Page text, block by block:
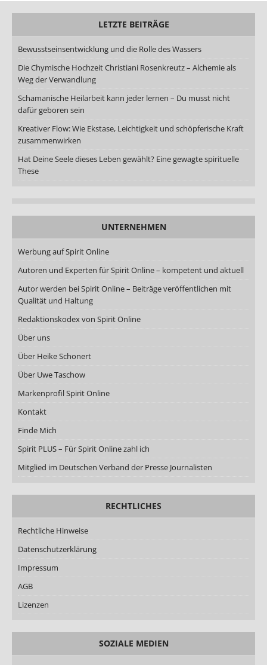
LETZTE BEITRÄGE
Bewusstseinsentwicklung und die Rolle des Wassers
Die Chymische Hochzeit Christiani Rosenkreutz – Alchemie als
Weg der Verwandlung
Schamanische Heilarbeit kann jeder lernen – Du musst nicht
dafür geboren sein
Kreativer Flow: Wie Ekstase, Leichtigkeit und schöpferische Kraft
zusammenwirken
Hat Deine Seele dieses Leben gewählt? Eine gewagte spirituelle
These
UNTERNEHMEN
Werbung auf Spirit Online
Autoren und Experten für Spirit Online – kompetent und aktuell
Autor werden bei Spirit Online – Beiträge veröffentlichen mit
Qualität und Haltung
Redaktionskodex von Spirit Online
Über uns
Über Heike Schonert
Über Uwe Taschow
Markenprofil Spirit Online
Kontakt
Finde Mich
Spirit PLUS – Für Spirit Online zahl ich
Mitglied im Deutschen Verband der Presse Journalisten
RECHTLICHES
Rechtliche Hinweise
Datenschutzerklärung
Impressum
AGB
Lizenzen
SOZIALE MEDIEN